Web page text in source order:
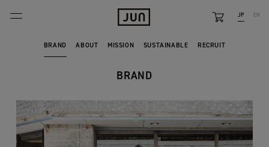
BRAND ABOUT MISSION SUSTAINABLE RECRUIT
JP EN
ABOUT
BRAND